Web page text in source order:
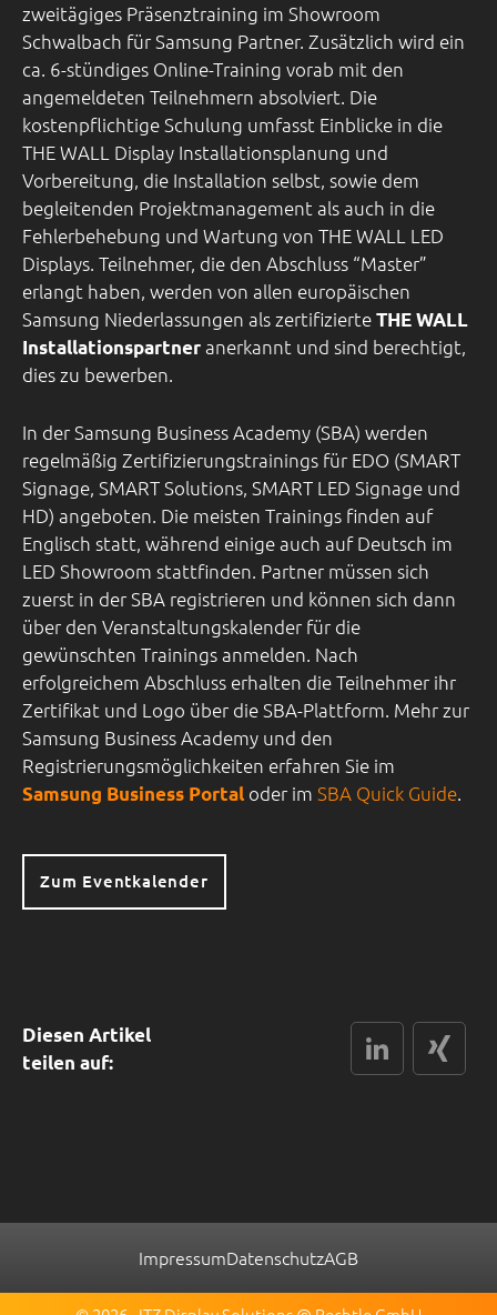
zweitägiges Präsenztraining im Showroom
Schwalbach für Samsung Partner. Zusätzlich wird ein
ca. 6-stündiges Online-Training vorab mit den
angemeldeten Teilnehmern absolviert. Die
kostenpflichtige Schulung umfasst Einblicke in die
THE WALL Display Installationsplanung und
Vorbereitung, die Installation selbst, sowie dem
begleitenden Projektmanagement als auch in die
Fehlerbehebung und Wartung von THE WALL LED
Displays. Teilnehmer, die den Abschluss “Master”
erlangt haben, werden von allen europäischen
Samsung Niederlassungen als zertifizierteTHE WALL
Installationspartneranerkannt und sind berechtigt,
dies zu bewerben.
In der Samsung Business Academy (SBA) werden
regelmäßig Zertifizierungstrainings für EDO (SMART
Signage, SMART Solutions, SMART LED Signage und
HD) angeboten. Die meisten Trainings finden auf
Englisch statt, während einige auch auf Deutsch im
LED Showroom stattfinden. Partner müssen sich
zuerst in der SBA registrieren und können sich dann
über den Veranstaltungskalender für die
gewünschten Trainings anmelden. Nach
erfolgreichem Abschluss erhalten die Teilnehmer ihr
Zertifikat und Logo über die SBA-Plattform. Mehr zur
Samsung Business Academy und den
Registrierungsmöglichkeiten erfahren Sie im
Samsung Business Portal oder im SBA Quick Guide.
Zum Eventkalender
Diesen Artikel
teilen auf:
LinkedIn
xing
ImpressumDatenschutzAGB